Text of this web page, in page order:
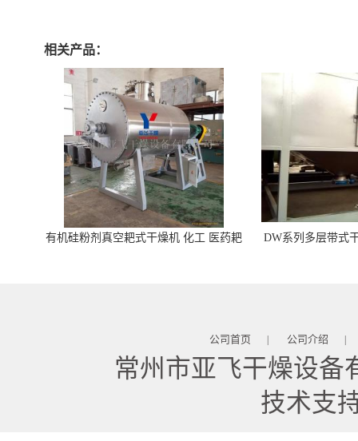
相关产品：
有机硅粉剂真空耙式干燥机 化工 医药耙
DW系列多层带式
公司首页 | 公司介绍 |
常州市亚飞干燥设备
技术支